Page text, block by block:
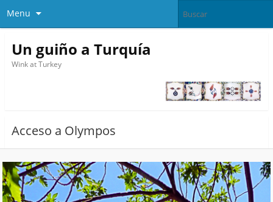
Menu
Un guiño a Turquía
Wink at Turkey
Acceso a Olympos